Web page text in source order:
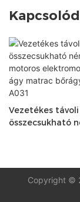
Vezetékes távoli
összecsukható
Copyright ©